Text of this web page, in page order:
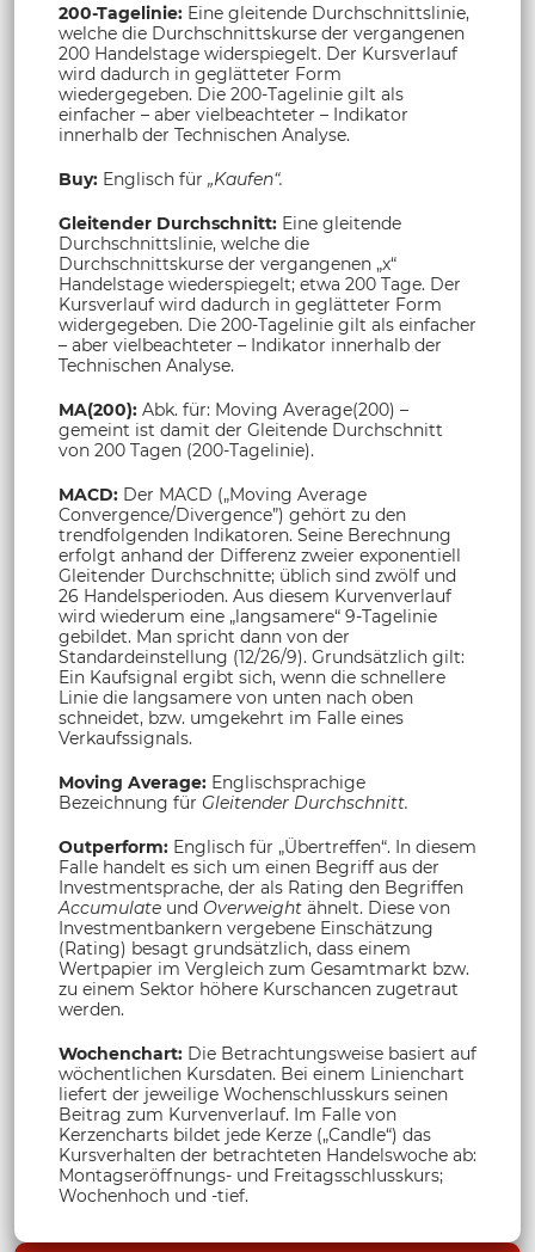
200-Tagelinie: Eine gleitende Durchschnittslinie,
welche die Durchschnittskurse der vergangenen
200 Handelstage widerspiegelt. Der Kursverlauf
wird dadurch in geglätteter Form
wiedergegeben. Die 200-Tagelinie gilt als
einfacher – aber vielbeachteter – Indikator
innerhalb der Technischen Analyse.
Buy: Englisch für „Kaufen“.
Gleitender Durchschnitt: Eine gleitende
Durchschnittslinie, welche die
Durchschnittskurse der vergangenen „x“
Handelstage wiederspiegelt; etwa 200 Tage. Der
Kursverlauf wird dadurch in geglätteter Form
widergegeben. Die 200-Tagelinie gilt als einfacher
– aber vielbeachteter – Indikator innerhalb der
Technischen Analyse.
MA(200): Abk. für: Moving Average(200) –
gemeint ist damit der Gleitende Durchschnitt
von 200 Tagen (200-Tagelinie).
MACD: Der MACD („Moving Average
Convergence/Divergence”) gehört zu den
trendfolgenden Indikatoren. Seine Berechnung
erfolgt anhand der Differenz zweier exponentiell
Gleitender Durchschnitte; üblich sind zwölf und
26 Handelsperioden. Aus diesem Kurvenverlauf
wird wiederum eine „langsamere“ 9-Tagelinie
gebildet. Man spricht dann von der
Standardeinstellung (12/26/9). Grundsätzlich gilt:
Ein Kaufsignal ergibt sich, wenn die schnellere
Linie die langsamere von unten nach oben
schneidet, bzw. umgekehrt im Falle eines
Verkaufssignals.
Moving Average: Englischsprachige
Bezeichnung für Gleitender Durchschnitt.
Outperform: Englisch für „Übertreffen“. In diesem
Falle handelt es sich um einen Begriff aus der
Investmentsprache, der als Rating den Begriffen
Accumulate und Overweight ähnelt. Diese von
Investmentbankern vergebene Einschätzung
(Rating) besagt grundsätzlich, dass einem
Wertpapier im Vergleich zum Gesamtmarkt bzw.
zu einem Sektor höhere Kurschancen zugetraut
werden.
Wochenchart: Die Betrachtungsweise basiert auf
wöchentlichen Kursdaten. Bei einem Linienchart
liefert der jeweilige Wochenschlusskurs seinen
Beitrag zum Kurvenverlauf. Im Falle von
Kerzencharts bildet jede Kerze („Candle“) das
Kursverhalten der betrachteten Handelswoche ab:
Montagseröffnungs- und Freitagsschlusskurs;
Wochenhoch und -tief.